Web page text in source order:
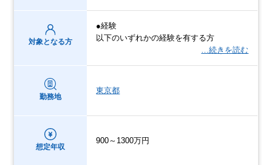
対象となる方
●経験
以下のいずれかの経験を有する方
…続きを読む
勤務地
東京都
想定年収
900～1300万円